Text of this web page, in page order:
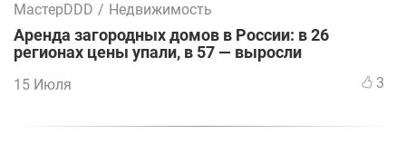
МастерDDD / Недвижимость
Аренда загородных домов в России: в 26
регионах цены упали, в 57 — выросли
15 Июля 3